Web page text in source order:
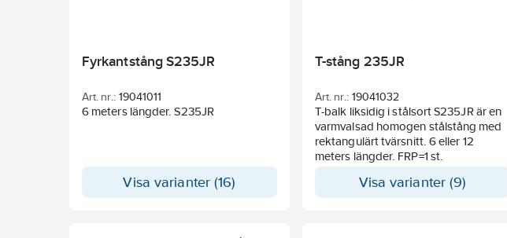
Fyrkantstång S235JR
Art. nr.: 19041011
6 meters längder. S235JR
Visa varianter (16)
T-stång 235JR
Art. nr.: 19041032
T-balk liksidig i stålsort S235JR är en
varmvalsad homogen stålstång med
rektangulärt tvärsnitt. 6 eller 12
meters längder. FRP=1 st.
Visa varianter (9)